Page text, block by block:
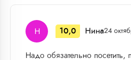
Н 10,0 Нина24
Надо обязательно посетить,